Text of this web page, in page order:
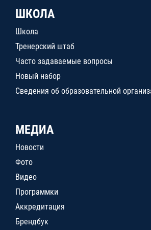
ШКОЛА
Школа
Тренерский штаб
Часто задаваемые вопросы
Новый набор
Сведения об образовательной
МЕДИА
Новости
Фото
Видео
Программки
Аккредитация
Брендбук